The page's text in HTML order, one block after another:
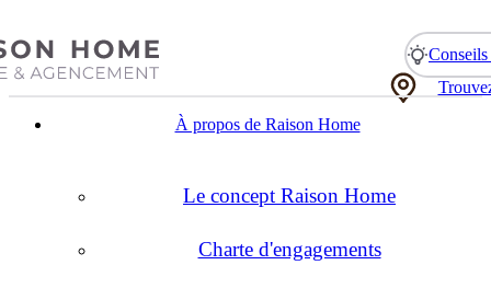
Conseils
À propos de Raison Home
Le concept Raison Home
Charte d'engagements